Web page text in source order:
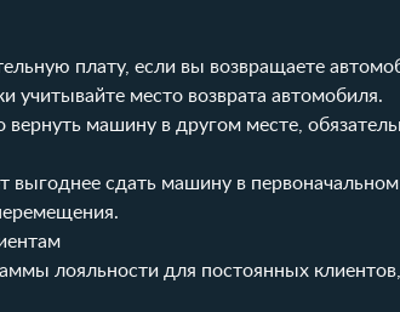
плату, если вы возвращаете
учитывайте место возврата автомобиля.
машину в другом месте,
выгоднее сдать машину в первоначальном
лояльности для постоянных